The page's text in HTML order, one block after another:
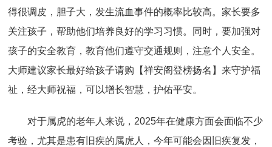
得很调皮，胆子大，发生流血事件的概率比较高。家长要多
关注孩子，帮助他们培养良好的学习习惯。同时，要加强对
孩子的安全教育，教育他们遵守交通规则，注意个人安全。
大师建议家长最好给孩子请购【祥安阁登榜扬名】来守护福
祉，经大师祝福，可以增长智慧，护佑平安。
对于属虎的老年人来说，2025年在健康方面会面临不少
考验，尤其是患有旧疾的属虎人，今年可能会因旧疾复发，